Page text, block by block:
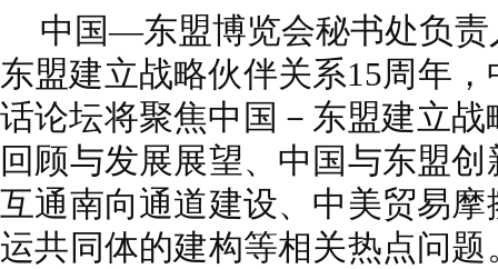
中国—东盟博览会秘书处负
东盟建立战略伙伴关系15周年
话论坛将聚焦中国－东盟建立
回顾与发展展望、中国与东盟
互通南向通道建设、中美贸易
运共同体的建构等相关热点问